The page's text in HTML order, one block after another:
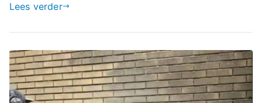
Lees verder